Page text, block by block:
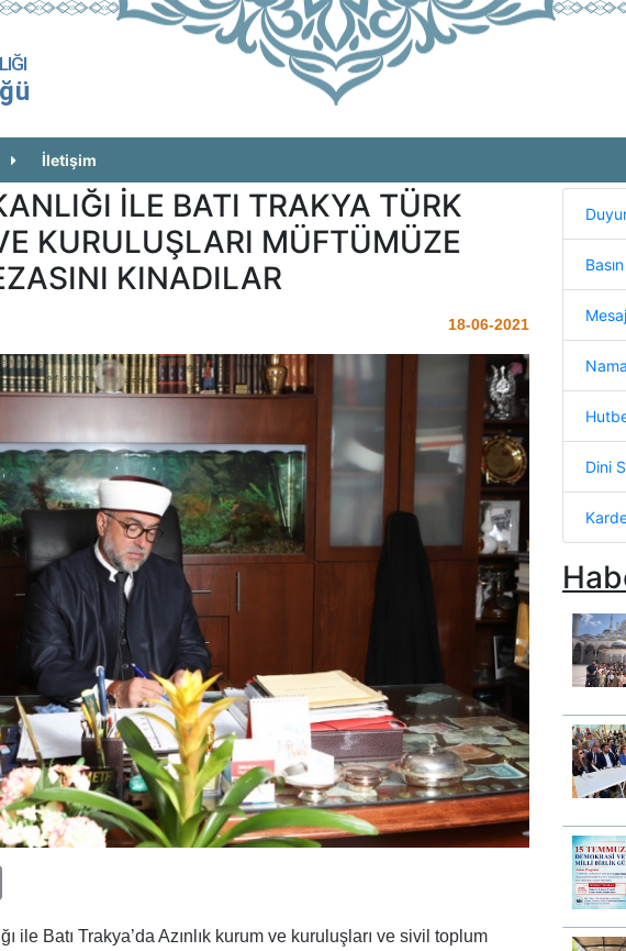
İletişim
İLE BATI TRAKYA TÜRK
KURULUŞLARI MÜFTÜMÜZE
KINADILAR
18-06-2021
ile Batı Trakya’da Azınlık kurum ve kuruluşları ve sivil toplum
Dini